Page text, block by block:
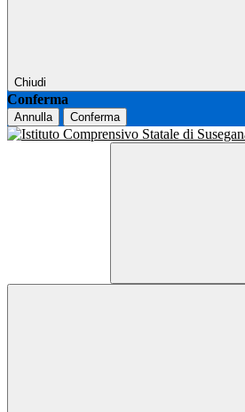
Chiudi
Conferma
Annulla Conferma